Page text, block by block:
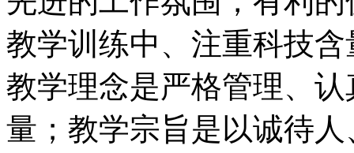
教学训练中、注重科技
教学理念是严格管理、
量；教学宗旨是以诚待